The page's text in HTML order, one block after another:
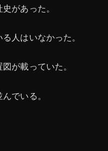
があった。
人はいなかった。
が載っていた。
でいる。